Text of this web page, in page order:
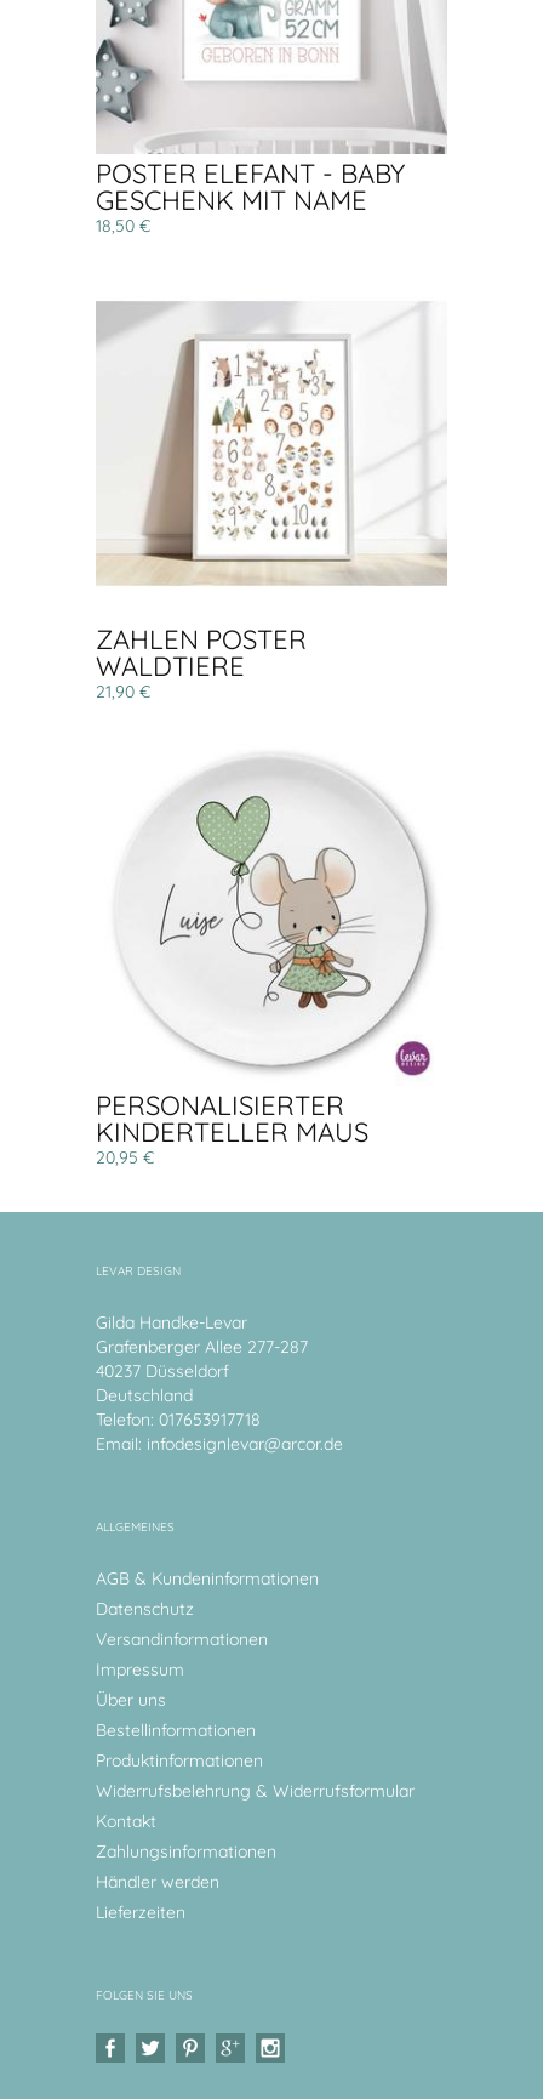
POSTER ELEFANT - BABY
GESCHENK MIT NAME
18,50 €
ZAHLEN POSTER
WALDTIERE
21,90 €
PERSONALISIERTER
KINDERTELLER MAUS
20,95 €
LEVAR DESIGN
Gilda Handke-Levar
Grafenberger Allee 277-287
40237 Düsseldorf
Deutschland
Telefon: 017653917718
Email: infodesignlevar@arcor.de
ALLGEMEINES
AGB & Kundeninformationen
Datenschutz
Versandinformationen
Impressum
Über uns
Bestellinformationen
Produktinformationen
Widerrufsbelehrung & Widerrufsformular
Kontakt
Zahlungsinformationen
Händler werden
Lieferzeiten
FOLGEN SIE UNS